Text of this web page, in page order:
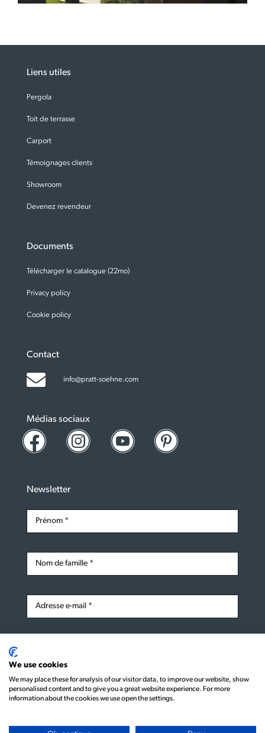
Liens utiles
Pergola
Toit de terrasse
Carport
Témoignages clients
Showroom
Devenez revendeur
Documents
Télécharger le catalogue (22mo)
Privacy policy
Cookie policy
Contact
info@pratt-soehne.com
Médias sociaux
Newsletter
We use cookies
We may place these for analysis of our visitor data, to improve our website, show
personalised content and to give you a great website experience. For more
information about the cookies we use open the settings.